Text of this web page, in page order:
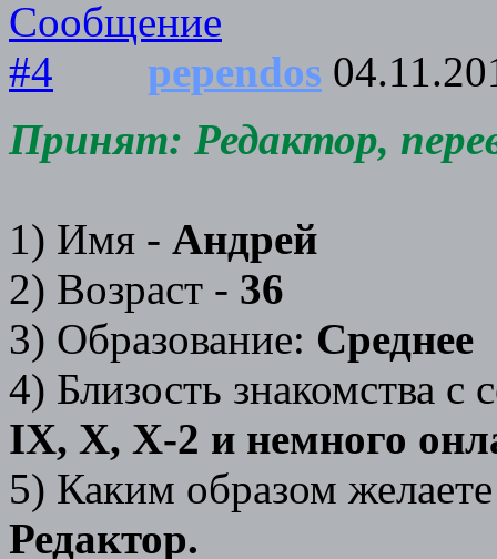
pependos
Принят: Редактор,
1) Имя - Андрей
2) Возраст - 36
3) Образование: Среднее
4) Близость знакомства
IX, X, X-2 и немного
5) Каким образом
Редактор.